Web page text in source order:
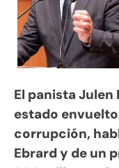
El panista Julen
estado
corrupción,
Ebrard y de un